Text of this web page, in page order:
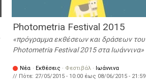
Photometria Festival 2015
πρόγραμμα εκθέσεων και δράσεων του
Photometria Festival 2015 στα Ιωάννινα
Νέα · Εκθέσεις · Φεστιβάλ · Ιωάννινα
// Πότε: 27/05/2015 - 10:00 έως 08/06/2015 - 21:59